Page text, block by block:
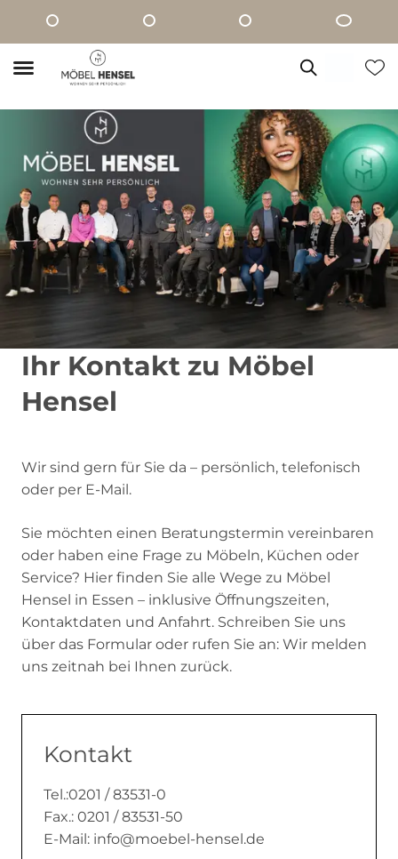
Ihr Kontakt zu Möbel
Hensel
Wir sind gern für Sie da – persönlich, telefonisch
oder per E-Mail.
Sie möchten einen Beratungstermin vereinbaren
oder haben eine Frage zu Möbeln, Küchen oder
Service? Hier finden Sie alle Wege zu Möbel
Hensel in Essen – inklusive Öffnungszeiten,
Kontaktdaten und Anfahrt. Schreiben Sie uns
über das Formular oder rufen Sie an: Wir melden
uns zeitnah bei Ihnen zurück.
Kontakt
Tel.:0201 / 83531-0
Fax.: 0201 / 83531-50
E-Mail: info@moebel-hensel.de